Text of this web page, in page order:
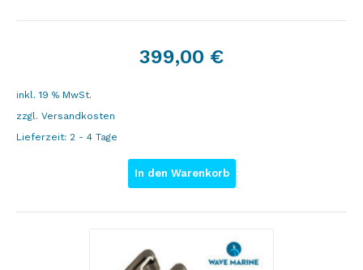
399,00 €
inkl. 19 % MwSt.
zzgl. Versandkosten
Lieferzeit: 2 - 4 Tage
In den Warenkorb